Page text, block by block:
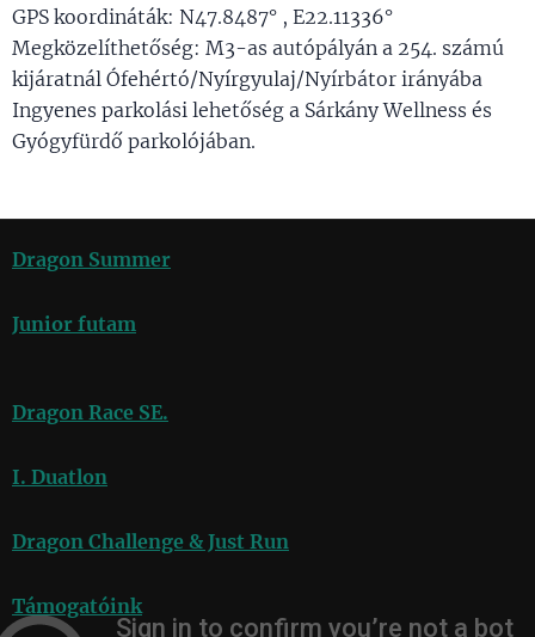
GPS koordináták: N47.8487° , E22.11336°
Megközelíthetőség: M3-as autópályán a 254. számú
kijáratnál Ófehértó/Nyírgyulaj/Nyírbátor irányába
Ingyenes parkolási lehetőség a Sárkány Wellness és
Gyógyfürdő parkolójában.
Dragon Summer
Junior futam
Dragon Race SE.
I. Duatlon
Dragon Challenge & Just Run
Támogatóink